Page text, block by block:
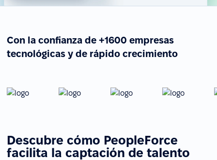
Con la confianza de +1600 empresas
tecnológicas y de rápido crecimiento
Descubre cómo PeopleForce
facilita la captación de talento